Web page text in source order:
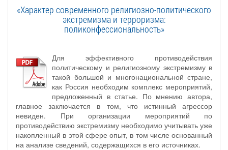
«Характер современного религиозно-политического
экстремизма и терроризма:
поликонфессиональность»
Для эффективного противодействия
политическому и религиозному экстремизму в
такой большой и многонациональной стране,
как Россия необходим комплекс мероприятий,
предложенный в статье. По мнению автора,
главное заключается в том, что истинный агрессор
невиден. При организации мероприятий по
противодействию экстремизму необходимо учитывать уже
накопленный в этой сфере опыт, в том числе основанный
на анализе сведений, содержащихся в его источниках.